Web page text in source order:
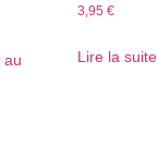
au
3,95 €
Lire la suite